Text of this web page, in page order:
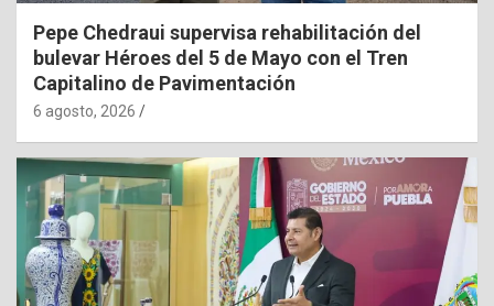
Pepe Chedraui supervisa rehabilitación del
bulevar Héroes del 5 de Mayo con el Tren
Capitalino de Pavimentación
6 agosto, 2026